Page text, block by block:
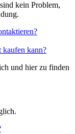
kein Problem,
kaufen kann?
und hier zu finden